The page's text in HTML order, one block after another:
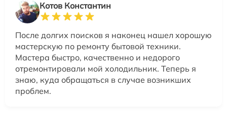
Котов Константин
После долгих поисков я наконец нашел хорошую
мастерскую по ремонту бытовой техники.
Мастера быстро, качественно и недорого
отремонтировали мой холодильник. Теперь я
знаю, куда обращаться в случае возникших
проблем.